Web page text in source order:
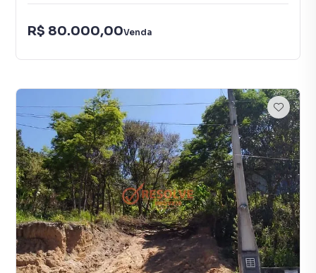
R$ 80.000,00Venda